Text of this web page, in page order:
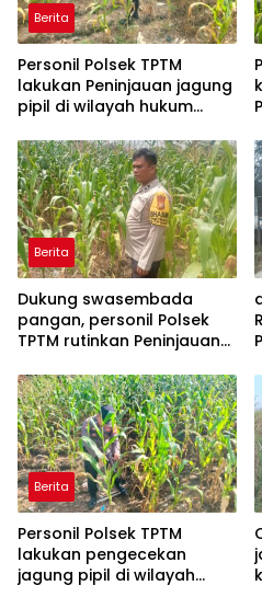
Berita
Personil Polsek TPTM
lakukan Peninjauan jagung
pipil di wilayah hukum
Berita
Dukung swasembada
pangan, personil Polsek
TPTM rutinkan Peninjauan
pipil di wilayah hukum
Polsek TPTM
Berita
Personil Polsek TPTM
lakukan pengecekan
jagung pipil di wilayah